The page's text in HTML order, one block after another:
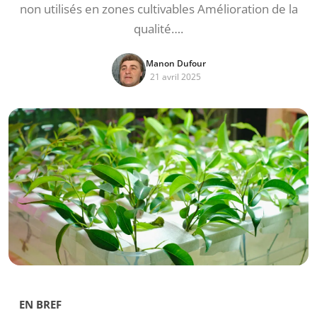
non utilisés en zones cultivables Amélioration de la
qualité….
Manon Dufour
21 avril 2025
EN BREF